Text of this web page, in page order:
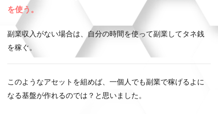
を使う。
副業収入がない場合は、自分の時間を使って副業してタネ銭
を稼ぐ。
このようなアセットを組めば、一個人でも副業で稼げるよに
なる基盤が作れるのでは？と思いました。